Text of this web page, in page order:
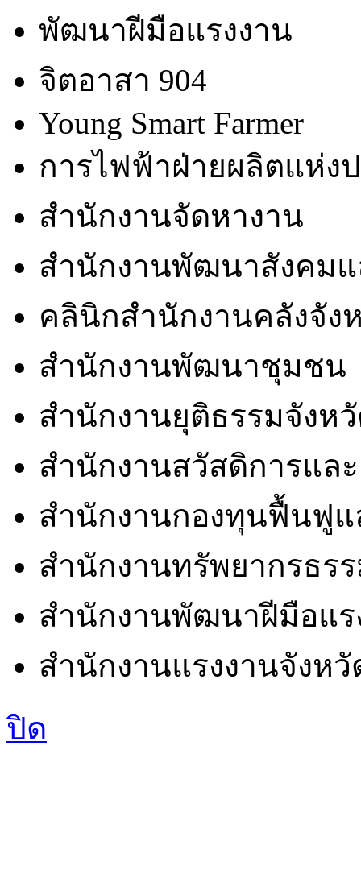
พัฒนาฝีมือแรงงาน
จิตอาสา 904
Young Smart Farmer
การไฟฟ้าฝ่ายผลิตแห่ง
สำนักงานจัดหางาน
สำนักงานพัฒนาสังคม
คลินิกสำนักงานคลังจัง
สำนักงานพัฒนาชุมชน
สำนักงานยุติธรรมจังห
สำนักงานสวัสดิการแล
สำนักงานกองทุนฟื้นฟู
สำนักงานทรัพยากรธร
สำนักงานพัฒนาฝีมือแร
สำนักงานแรงงานจังหวั
ปิด